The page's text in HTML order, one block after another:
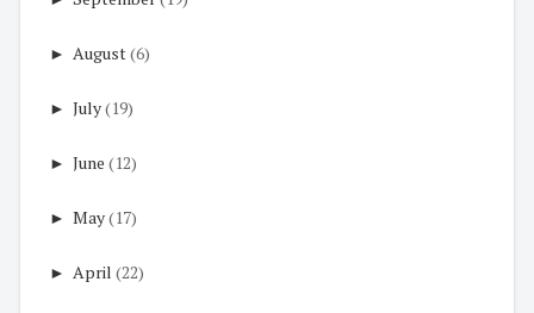
► August(6)
► July(19)
► June (12)
► May(17)
► April (22)